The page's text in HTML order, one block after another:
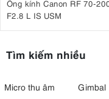
Ống kính Canon RF 70-
F2.8 L IS USM
Tìm kiếm nhiều
Micro thu âm Gimbal